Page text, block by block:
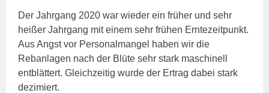
Der Jahrgang 2020 war wieder ein früher und sehr
heißer Jahrgang mit einem sehr frühen Erntezeitpunkt.
Aus Angst vor Personalmangel haben wir die
Rebanlagen nach der Blüte sehr stark maschinell
entblättert. Gleichzeitig wurde der Ertrag dabei stark
dezimiert.